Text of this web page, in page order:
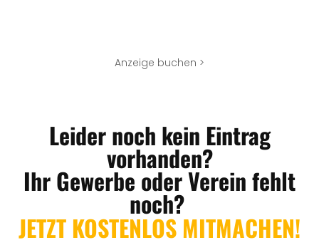
Anzeige buchen >
Leider noch kein Eintrag
vorhanden?
Ihr Gewerbe oder Verein fehlt
noch?
JETZT KOSTENLOS MITMACHEN!